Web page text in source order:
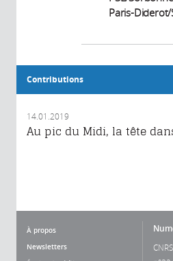
Paris-
Contributions
14.01.2019
Au pic du Midi, la tête
À propos
Newsletters